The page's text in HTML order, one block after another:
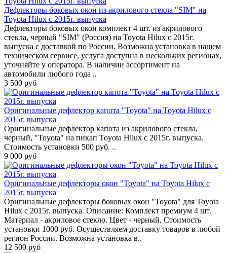
Дефлекторы боковых окон из акрилового стекла "SIM" на
Toyota Hilux с 2015г. выпуска
Дефлекторы боковых окон комплект 4 шт. из акрилового
стекла, черный "SIM" (Россия) на Toyota Hilux с 2015г.
выпуска с доставкой по России. Возможна установка в нашем
техническом сервисе, услуга доступна в нескольких регионах,
уточняйте у оператора. В наличии ассортимент на
автомобили любого года ..
3 500 руб
Оригинальные дефлектор капота "Toyota" на Toyota Hilux с
2015г. выпуска
Оригинальные дефлектор капота из акрилового стекла,
черный, "Toyota" на пикап Toyota Hilux с 2015г. выпуска.
Стоимость установки 500 руб. ..
9 000 руб
Оригинальные дефлекторы окон "Toyota" на Toyota Hilux с
2015г. выпуска
Оригинальные дефлекторы боковых окон "Toyota" для Toyota
Hilux с 2015г. выпуска. Описание: Комплект премиум 4 шт.
Материал - акриловое стекло. Цвет - черный. Стоимость
установки 1000 руб. Осуществляем доставку товаров в любой
регион России. Возможна установка в..
12 500 руб